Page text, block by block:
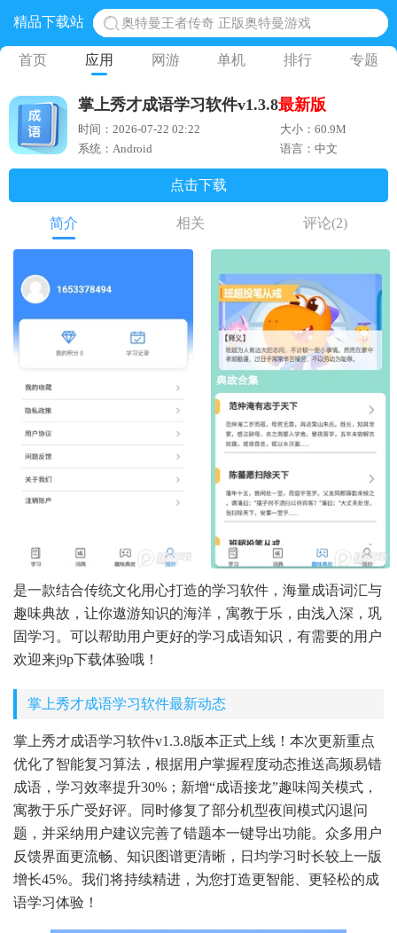
精品下载站
奥特曼王者传奇 正版奥特曼游戏
地铁跑酷体验服国际服 地铁跑酷体验服版本
黎明觉醒生机腾讯正版 黎明觉醒生机国际服
蛋仔派对下载 蛋仔派对体验服
首页 应用 网游 单机 排行 专题
掌上秀才成语学习软件v1.3.8最新版
时间：2026-07-22 02:22
大小：60.9M
系统：Android
语言：中文
点击下载
简介 相关 评论(2)
是一款结合传统文化用心打造的学习软件，海量成语词汇与
趣味典故，让你遨游知识的海洋，寓教于乐，由浅入深，巩
固学习。可以帮助用户更好的学习成语知识，有需要的用户
欢迎来j9p下载体验哦！
掌上秀才成语学习软件最新动态
掌上秀才成语学习软件v1.3.8版本正式上线！本次更新重点
优化了智能复习算法，根据用户掌握程度动态推送高频易错
成语，学习效率提升30%；新增“成语接龙”趣味闯关模式，
寓教于乐广受好评。同时修复了部分机型夜间模式闪退问
题，并采纳用户建议完善了错题本一键导出功能。众多用户
反馈界面更流畅、知识图谱更清晰，日均学习时长较上一版
增长45%。我们将持续精进，为您打造更智能、更轻松的成
语学习体验！